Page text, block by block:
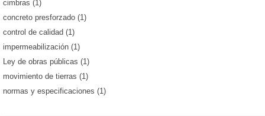
cimbras (1)
concreto presforzado (1)
control de calidad (1)
impermeabilización (1)
Ley de obras públicas (1)
movimiento de tierras (1)
normas y especificaciones (1)